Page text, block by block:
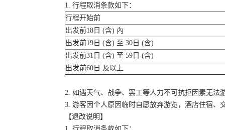
1. 行程取消条款如下：
行程开始前
出发前18日 (含) 內
出发前19日 (含) 至 30日 (含)
出发前31日 (含) 至 59日 (含)
出发前60日 及以上
2. 如遇天气、战争、罢工等人力不可抗拒因素无
3. 游客因个人原因临时自愿放弃游览，酒店住宿、
【退改说明】